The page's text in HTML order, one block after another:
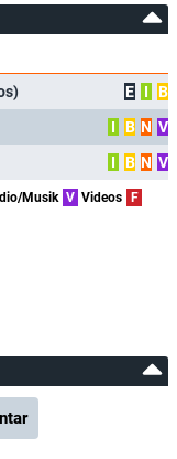
E I
B
I B N V
I B N V
Musik V Videos
F